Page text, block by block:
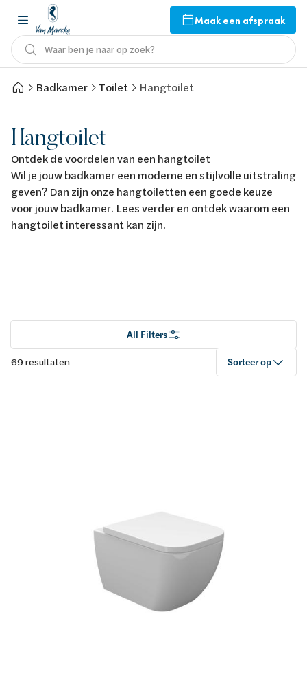
Maak een afspraak
Waar ben je naar op zoek?
Badkamer Toilet Hangtoilet
Hangtoilet
Ontdek de voordelen van een hangtoilet
Wil je jouw badkamer een moderne en stijlvolle uitstraling
geven? Dan zijn onze hangtoiletten een goede keuze
voor jouw badkamer. Lees verder en ontdek waarom een
hangtoilet interessant kan zijn.
All Filters
69 resultaten Sorteer op